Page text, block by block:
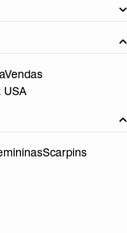
Vendas
USA
Scarpins